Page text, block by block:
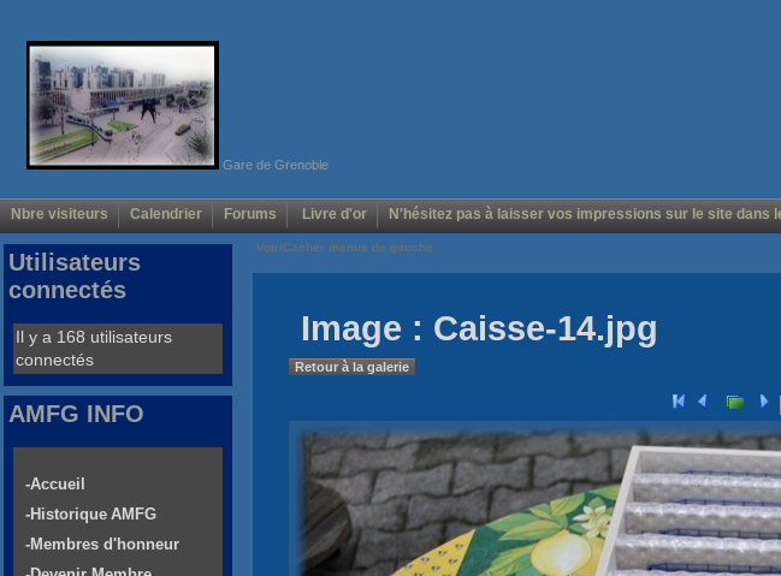
Gare de Grenoble
Nbre visiteurs Calendrier Forums Livre d'or N'hésitez pas à laisser vos impressions sur le site dans
Voir/Cacher menus de gauche
Image : Caisse-14.jpg
Retour à la galerie
Utilisateurs
connectés
Il y a 168 utilisateurs
connectés
AMFG INFO
-Accueil
-Historique AMFG
-Membres d'honneur